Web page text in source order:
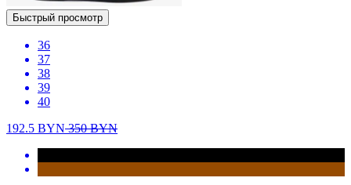
Быстрый просмотр
36
37
38
39
40
192.5 BYN350BYN